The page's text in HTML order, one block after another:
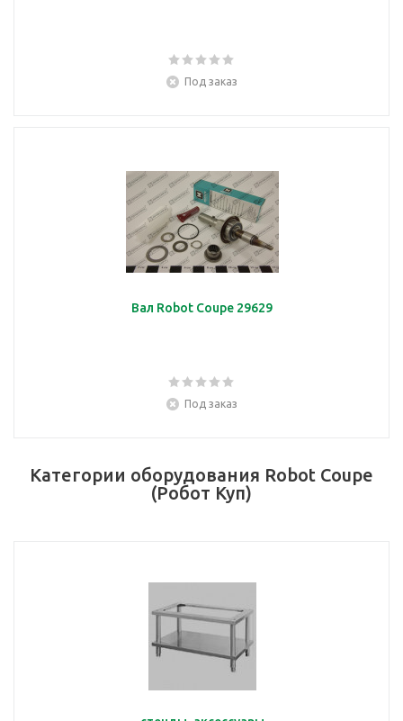
Под заказ
Вал Robot Coupe 29629
Под заказ
Категории оборудования Robot Coupe
(Робот Куп)